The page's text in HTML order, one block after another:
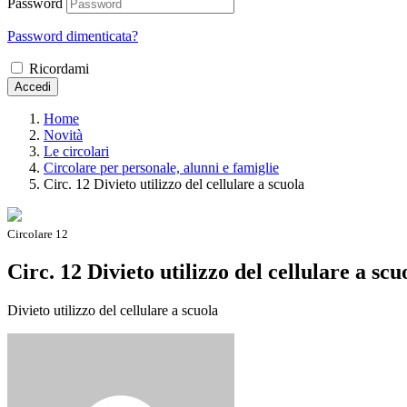
Password
Password dimenticata?
Ricordami
Accedi
Home
Novità
Le circolari
Circolare per personale, alunni e famiglie
Circ. 12 Divieto utilizzo del cellulare a scuola
Circolare 12
Circ. 12 Divieto utilizzo del cellulare a
Divieto utilizzo del cellulare a scuola